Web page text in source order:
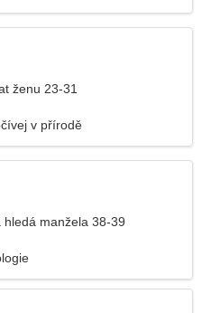
ženu 23-31
v přírodě
hledá manžela 38-39